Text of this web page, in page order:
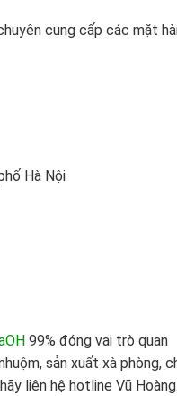
cung cấp các mặt
Hà Nội
99% đóng vai trò quan
sản xuất xà phòng,
liên hệ hotline Vũ Hoàng.